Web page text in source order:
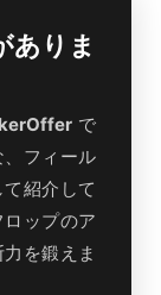
ありま
で
フィール
紹介して
ップのア
を鍛えま